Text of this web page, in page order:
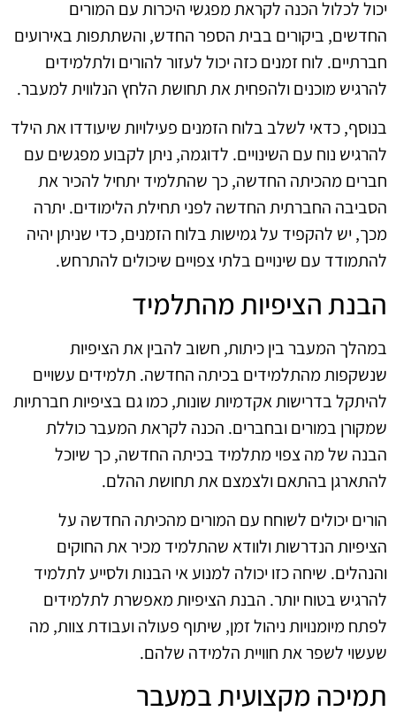
יכול לכלול הכנה לקראת מפגשי היכרות עם המורים
החדשים, ביקורים בבית הספר החדש, והשתתפות באירועים
חברתיים. לוח זמנים כזה יכול לעזור להורים ולתלמידים
להרגיש מוכנים ולהפחית את תחושת הלחץ הנלווית למעבר.
בנוסף, כדאי לשלב בלוח הזמנים פעילויות שיעודדו את הילד
להרגיש נוח עם השינויים. לדוגמה, ניתן לקבוע מפגשים עם
חברים מהכיתה החדשה, כך שהתלמיד יתחיל להכיר את
הסביבה החברתית החדשה לפני תחילת הלימודים. יתרה
מכך, יש להקפיד על גמישות בלוח הזמנים, כדי שניתן יהיה
להתמודד עם שינויים בלתי צפויים שיכולים להתרחש.
הבנת הציפיות מהתלמיד
במהלך המעבר בין כיתות, חשוב להבין את הציפיות
שנשקפות מהתלמידים בכיתה החדשה. תלמידים עשויים
להיתקל בדרישות אקדמיות שונות, כמו גם בציפיות חברתיות
שמקורן במורים ובחברים. הכנה לקראת המעבר כוללת
הבנה של מה צפוי מתלמיד בכיתה החדשה, כך שיוכל
להתארגן בהתאם ולצמצם את תחושת ההלם.
הורים יכולים לשוחח עם המורים מהכיתה החדשה על
הציפיות הנדרשות ולוודא שהתלמיד מכיר את החוקים
והנהלים. שיחה כזו יכולה למנוע אי הבנות ולסייע לתלמיד
להרגיש בטוח יותר. הבנת הציפיות מאפשרת לתלמידים
לפתח מיומנויות ניהול זמן, שיתוף פעולה ועבודת צוות, מה
שעשוי לשפר את חוויית הלמידה שלהם.
תמיכה מקצועית במעבר